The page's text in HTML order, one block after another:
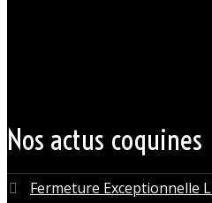
Nos actus coquines
Fermeture Exceptionnelle